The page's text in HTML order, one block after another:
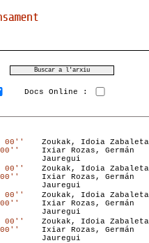
Docs Online :
00''
00''
Zoukak, Idoia
Ixiar Rozas, Germán
Jauregui
00''
00''
Zoukak, Idoia
Ixiar Rozas, Germán
Jauregui
00''
00''
Zoukak, Idoia
Ixiar Rozas, Germán
Jauregui
00''
00''
Zoukak, Idoia
Ixiar Rozas, Germán
Jauregui